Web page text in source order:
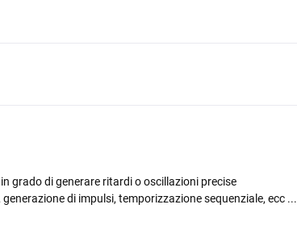
grado di generare ritardi o oscillazioni precise
di impulsi, temporizzazione sequenziale, ecc ...